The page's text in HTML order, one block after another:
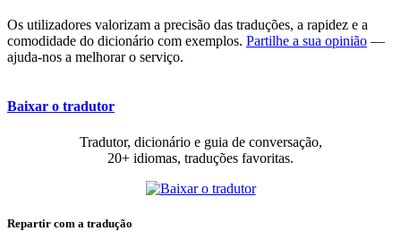
Os utilizadores valorizam a precisão das traduções, a rapidez e a
comodidade do dicionário com exemplos. Partilhe a sua opinião —
ajuda-nos a melhorar o serviço.
Baixar o tradutor
Tradutor, dicionário e guia de conversação,
20+ idiomas, traduções favoritas.
Repartir com a tradução